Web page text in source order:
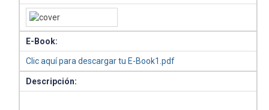
E-Book:
Clic aquí para descargar tu E-Book1.pdf
Descripción: